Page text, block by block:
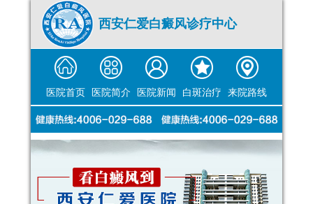
西安仁爱白癜风诊疗中心
医院首页 医院简介 医院新闻 白斑治疗 来院路线